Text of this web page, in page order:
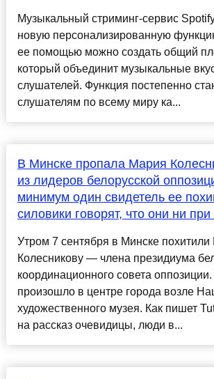
Музыкальный стриминг-сервис
новую персонализированную
ее помощью можно создать общий
который объединит музыкальные
слушателей. Функция постепенно
слушателям по всему миру ка...
В Минске пропала Мария
из лидеров белорусской
минимум один свидетель ее
силовики говорят, что они ни
Утром 7 сентября в Минске
Колесникову — члена президиума
координационного совета
произошло в центре города возле
художественного музея. Как пишет
на рассказ очевидицы, люди в...